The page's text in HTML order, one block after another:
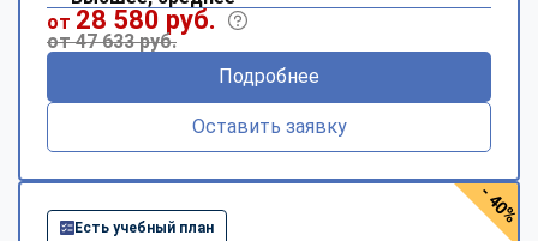
от 28 580 руб.
от 47 633 руб.
Подробнее
Оставить заявку
Есть учебный план
- 40%